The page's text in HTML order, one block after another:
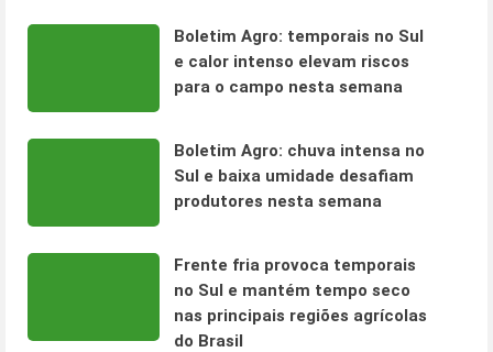
Boletim Agro: temporais no Sul
e calor intenso elevam riscos
para o campo nesta semana
Boletim Agro: chuva intensa no
Sul e baixa umidade desafiam
produtores nesta semana
Frente fria provoca temporais
no Sul e mantém tempo seco
nas principais regiões agrícolas
do Brasil